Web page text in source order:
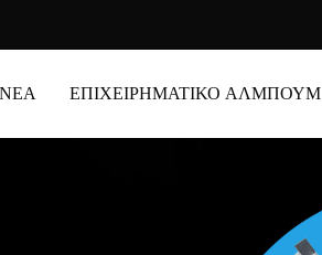
ΝΈΑ ΕΠΙΧΕΙΡΗΜΑΤΙΚΌ ΆΛΜΠΟΥΜ